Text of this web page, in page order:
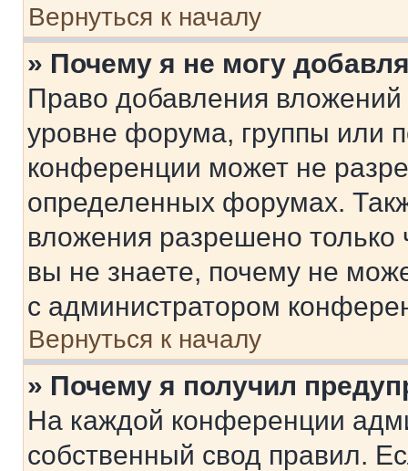
Вернуться к началу
» Почему я не могу
Право добавления
уровне форума, группы или
конференции может не
определенных форумах.
вложения разрешено
вы не знаете, почему не
с администратором
Вернуться к началу
» Почему я получил
На каждой конференции
собственный свод правил.